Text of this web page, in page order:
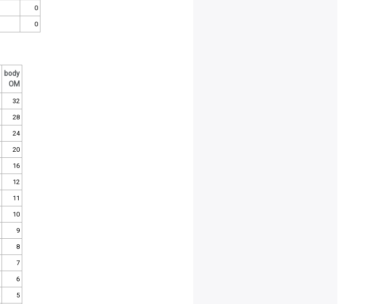
0
0
body
OM
32
28
24
20
16
12
11
10
9
8
7
6
5